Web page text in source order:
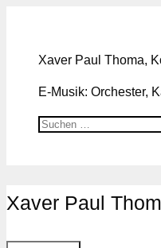
springen
Xaver Paul Thoma,
E-Musik: Orchester,
Suchen
Xaver Paul